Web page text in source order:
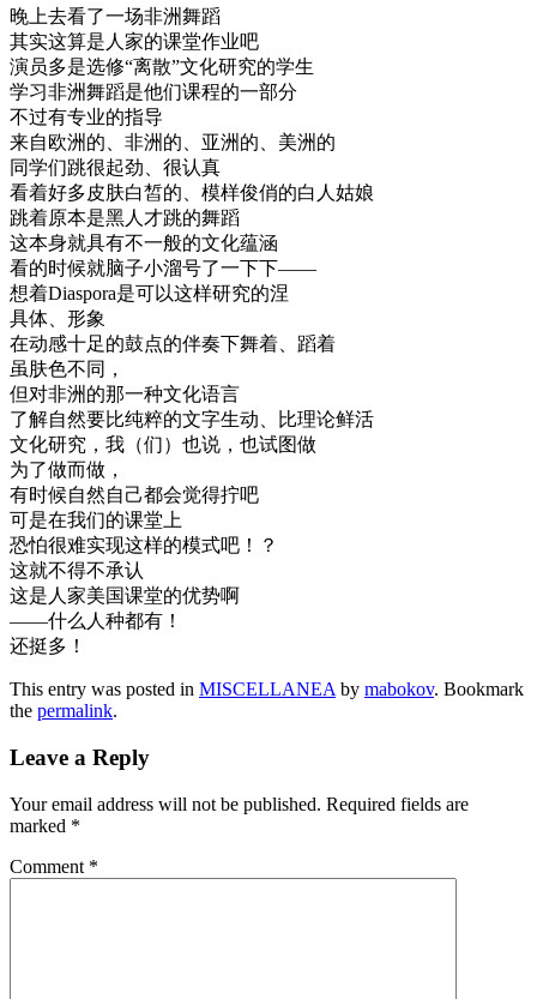
晚上去看了一场非洲舞蹈
其实这算是人家的课堂作业吧
演员多是选修“离散”文化研究的学生
学习非洲舞蹈是他们课程的一部分
不过有专业的指导
来自欧洲的、非洲的、亚洲的、美洲的
同学们跳很起劲、很认真
看着好多皮肤白皙的、模样俊俏的白人姑娘
跳着原本是黑人才跳的舞蹈
这本身就具有不一般的文化蕴涵
看的时候就脑子小溜号了一下下——
想着Diaspora是可以这样研究的涅
具体、形象
在动感十足的鼓点的伴奏下舞着、蹈着
虽肤色不同，
但对非洲的那一种文化语言
了解自然要比纯粹的文字生动、比理论鲜活
文化研究，我（们）也说，也试图做
为了做而做，
有时候自然自己都会觉得拧吧
可是在我们的课堂上
恐怕很难实现这样的模式吧！？
这就不得不承认
这是人家美国课堂的优势啊
——什么人种都有！
还挺多！
This entry was posted in MISCELLANEAby mabokov. Bookmark
the permalink.
Leave a Reply
Your email address will not be published. Required fields are
marked *
Comment *